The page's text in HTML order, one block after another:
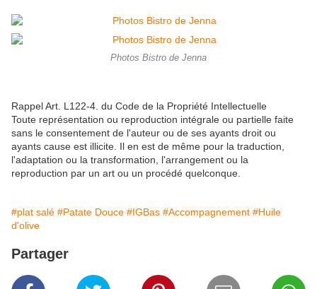
Photos Bistro de Jenna
Rappel Art. L122-4. du Code de la Propriété Intellectuelle
Toute représentation ou reproduction intégrale ou partielle faite
sans le consentement de l'auteur ou de ses ayants droit ou
ayants cause est illicite. Il en est de même pour la traduction,
l'adaptation ou la transformation, l'arrangement ou la
reproduction par un art ou un procédé quelconque.
#plat salé #Patate Douce #IGBas #Accompagnement #Huile
d'olive
Partager